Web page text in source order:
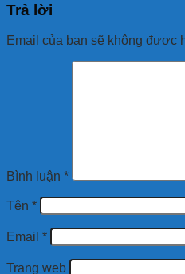
Trả lời
Email của bạn sẽ không được
Bình luận *
Tên *
Email *
Trang web